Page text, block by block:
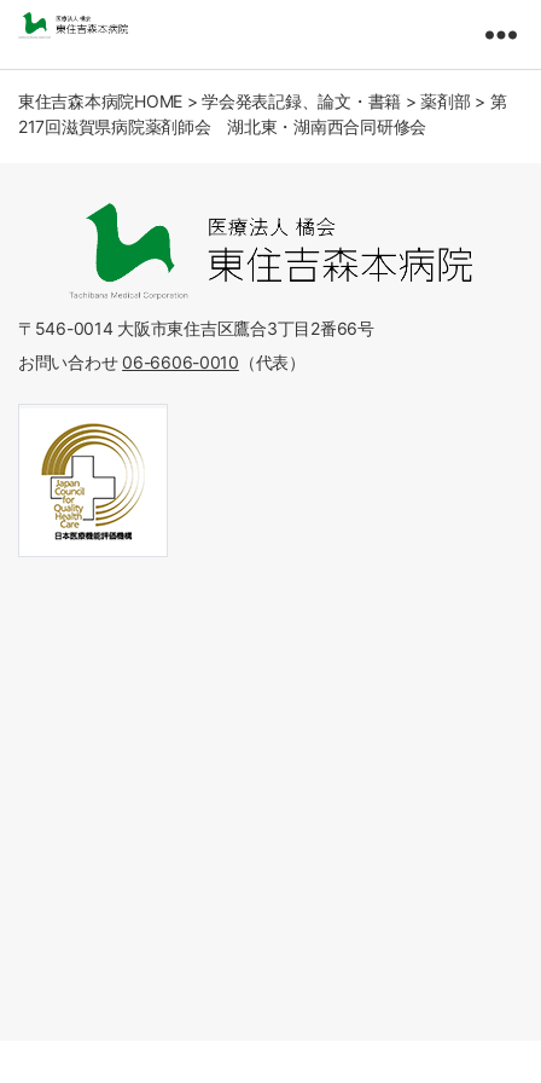
住
吉
森
人
橘
会
東住吉森本病院HOME > 学会発表記録、論文・書籍 > 薬剤部 > 第
217回滋賀県病院薬剤師会 湖北東・湖南西合同研修会
〒546-0014 大阪市東住吉区鷹合3丁目2番66号
お問い合わせ06-6606-0010 （代表）